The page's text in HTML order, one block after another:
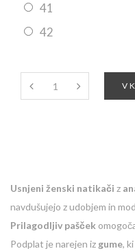
41
42
V
Usnjeni ženski natikači z
navdušujejo z udobjem in
Prilagodljiv pašček
Podplat je narejen iz gume,